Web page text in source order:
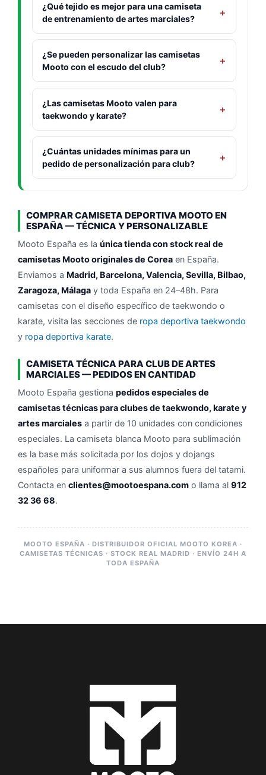
¿Qué tejido es mejor para una camiseta
de entrenamiento de artes marciales?
¿Se pueden personalizar las camisetas
Mooto con el escudo del club?
¿Las camisetas Mooto valen para
taekwondo y karate?
¿Cuántas unidades mínimas para un
pedido de personalización para club?
COMPRAR CAMISETA DEPORTIVA MOOTO EN
ESPAÑA — TÉCNICA Y PERSONALIZABLE
Mooto España es la única tienda con stock real de
camisetas Mooto originales de Corea en España.
Enviamos a Madrid, Barcelona, Valencia, Sevilla, Bilbao,
Zaragoza, Málaga y toda España en 24–48h. Para
camisetas con el diseño específico de taekwondo o
karate, visita las secciones de ropa deportiva taekwondo
y ropa deportiva karate.
CAMISETA TÉCNICA PARA CLUB DE ARTES
MARCIALES — PEDIDOS EN CANTIDAD
Mooto España gestiona pedidos especiales de
camisetas técnicas para clubes de taekwondo, karate y
artes marciales a partir de 10 unidades con condiciones
especiales. La camiseta blanca Mooto para sublimación
es la base más solicitada por los dojos y dojangs
españoles para uniformar a sus alumnos fuera del tatami.
Contacta en clientes@mootoespana.com o llama al 912
32 36 68.
MOOTO ESPAÑA · DISTRIBUIDOR OFICIAL MOOTO KOREA ·
CAMISETAS TÉCNICAS · STOCK REAL MADRID · ENVÍO 24H A
TODA ESPAÑA